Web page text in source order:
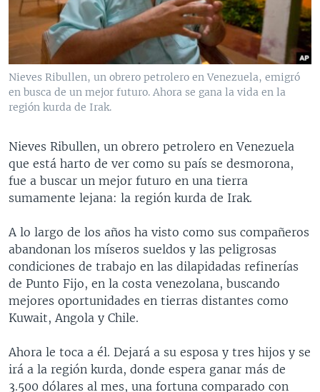
VENEZUELA
BRASIL
NICARAGUA
ECONOMÍA
ENTRETENIMIENTO Y CULTURA
TECNOLOGÍA
DEPORTES
CIENCIA Y SALUD
MULTIMEDIA
VIDEOS
FOTOGRAFÍA
AUDIOS
PROGRAMAS TV
EL MUNDO AL DÍA
FORO INTERAMERICANO
VISIÓN 360
LAS CLAVES
PANORAMA
RADIO
AVANCE INFORMATIVO
AUDIONOTICIAS
BUENOS DÍAS AMÉRICA
ESTADOS UNIDOS AL DÍA
EL MUNDO AL DÍA [RADIO]
DEPORTIVO INTERNACIONAL
NOTA ECONÓMICA
ENTRETENIMIENTO
DIRECT
DOCUMENTALES DE LA VOA
Learning English
Idiomas
Nieves Ribullen, un obrero petrolero en Venezuela, emigró
en busca de un mejor futuro. Ahora se gana la vida en la
región kurda de Irak.
Nieves Ribullen, un obrero petrolero en Venezuela
que está harto de ver como su país se desmorona,
fue a buscar un mejor futuro en una tierra
sumamente lejana: la región kurda de Irak.
A lo largo de los años ha visto como sus compañeros
abandonan los míseros sueldos y las peligrosas
condiciones de trabajo en las dilapidadas refinerías
de Punto Fijo, en la costa venezolana, buscando
mejores oportunidades en tierras distantes como
Kuwait, Angola y Chile.
Ahora le toca a él. Dejará a su esposa y tres hijos y se
irá a la región kurda, donde espera ganar más de
3.500 dólares al mes, una fortuna comparado con